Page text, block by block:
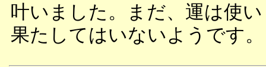
叶いました。まだ、運は使い
果たしてはいないようです。